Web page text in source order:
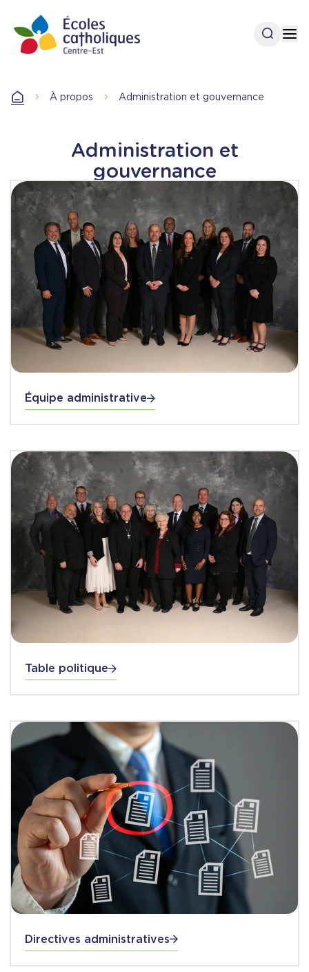
contenu
principal
Ouvrir
AccueilÀ propos Administration et gouvernance
Administration et
gouvernance
Équipe administrative
Table politique
Directives administratives